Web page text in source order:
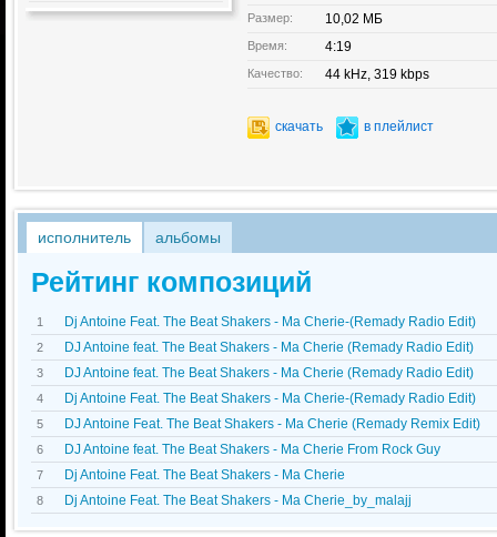
Размер: 10,02 МБ
Время: 4:19
Качество: 44 kHz, 319 kbps
скачать в плейлист
исполнитель альбомы
Рейтинг композиций
1 Dj Antoine Feat. The Beat Shakers - Ma Cherie-(Remady Radio Edit)
2 DJ Antoine feat. The Beat Shakers - Ma Cherie (Remady Radio Edit)
3 DJ Antoine feat. The Beat Shakers - Ma Cherie (Remady Radio Edit)
4 Dj Antoine Feat. The Beat Shakers - Ma Cherie-(Remady Radio Edit)
5 DJ Antoine Feat. The Beat Shakers - Ma Cherie (Remady Remix Edit)
6 DJ Antoine feat. The Beat Shakers - Ma Cherie From Rock Guy
7 Dj Antoine Feat. The Beat Shakers - Ma Cherie
8 Dj Antoine Feat. The Beat Shakers - Ma Cherie_by_malajj